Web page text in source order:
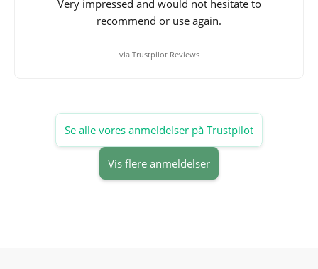
Very impressed and would not hesitate to
recommend or use again.
via Trustpilot Reviews
Se alle vores anmeldelser på Trustpilot
Vis flere anmeldelser